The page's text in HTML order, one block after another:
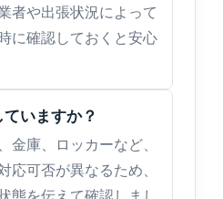
者や出張状況によって
に確認しておくと安心
いますか？
金庫、ロッカーなど、
応可否が異なるため、